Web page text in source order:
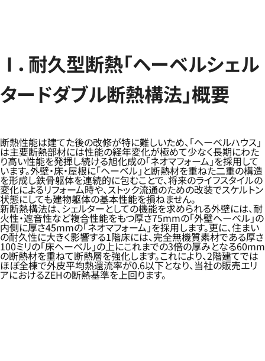
Ⅰ．耐久型断熱「ヘーベルシェル
タードダブル断熱構法」概要
断熱性能は建てた後の改修が特に難しいため、「ヘーベルハウス」
は主要断熱部材には性能の経年変化が極めて少なく長期にわた
り高い性能を発揮し続ける旭化成の「ネオマフォーム」を採用して
います。外壁・床・屋根に「ヘーベル」と断熱材を重ねた二重の構造
を形成し鉄骨躯体を連続的に包むことで、将来のライフスタイルの
変化によるリフォーム時や、ストック流通のための改装でスケルトン
状態にしても建物躯体の基本性能を損ねません。
新断熱構法は、シェルターとしての機能を求められる外壁には、耐
火性・遮音性など複合性能をもつ厚さ75mmの「外壁ヘーベル」の
内側に厚さ45mmの「ネオマフォーム」を採用します。更に、住まい
の耐久性に大きく影響する1階床には、完全無機質素材である厚さ
100ミリの「床ヘーベル」の上にこれまでの3倍の厚みとなる60mm
の断熱材を重ねて断熱層を強化します。これにより、2階建てでは
ほぼ全棟で外皮平均熱還流率が0.6以下となり、当社の販売エリ
アにおけるZEHの断熱基準を上回ります。